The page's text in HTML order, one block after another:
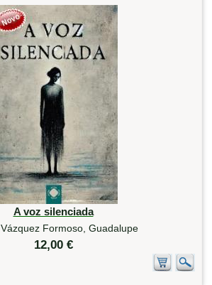
A voz silenciada
Vázquez Formoso, Guadalupe
12,00 €